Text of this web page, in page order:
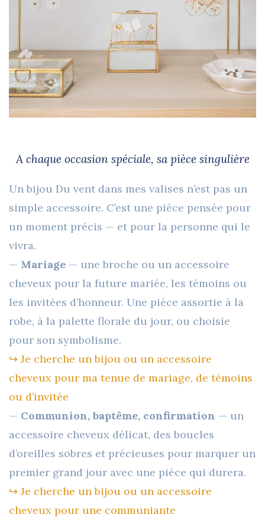
A chaque occasion spéciale, sa pièce singulière
Un bijou Du vent dans mes valises n’est pas un
simple accessoire. C’est une pièce pensée pour
un moment précis — et pour la personne qui le
vivra.
— Mariage — une broche ou un accessoire
cheveux pour la future mariée, les témoins ou
les invitées d’honneur. Une pièce assortie à la
robe, à la palette florale du jour, ou choisie
pour son symbolisme.
↪︎ Je cherche un bijou ou un accessoire
cheveux pour ma tenue de mariage, de témoins
ou d’invitée
— Communion, baptême, confirmation — un
accessoire cheveux délicat, des boucles
d’oreilles sobres et précieuses pour marquer un
premier grand jour avec une pièce qui durera.
↪︎ Je cherche un bijou ou un accessoire
cheveux pour une communiante